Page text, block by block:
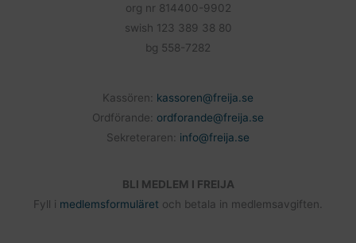
org nr 814400-9902
swish 123 389 38 80
bg 558-7282
Kassören: kassoren@freija.se
Ordförande: ordforande@freija.se
Sekreteraren: info@freija.se
BLI MEDLEM I FREIJA
Fyll i medlemsformuläret och betala in medlemsavgiften.